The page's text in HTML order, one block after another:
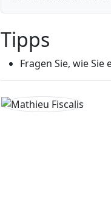
Tipps
Fragen Sie, wie